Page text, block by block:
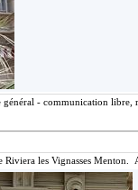
- communication libre,
les Vignasses